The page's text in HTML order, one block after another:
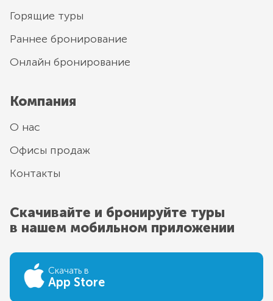
Горящие туры
Раннее бронирование
Онлайн бронирование
Компания
О нас
Офисы продаж
Контакты
Скачивайте и бронируйте туры
в нашем мобильном приложении
Скачать в
App Store